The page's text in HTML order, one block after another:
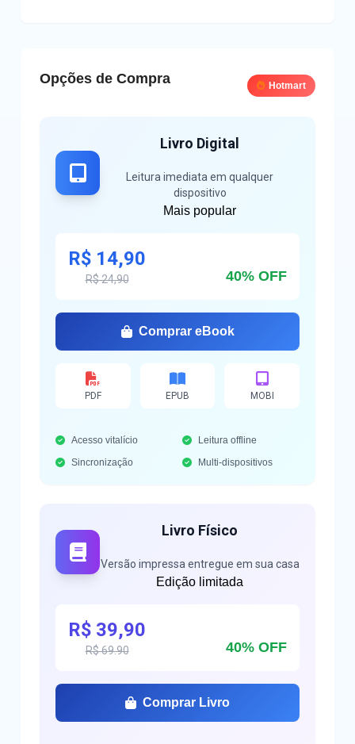
Opções de Compra Hotmart
Livro Digital
Leitura imediata em qualquer
dispositivo
Mais popular
R$ 14,90
R$ 24,90 40% OFF
Comprar eBook
PDF EPUB MOBI
Acesso vitalício
Leitura offline
Sincronização
Multi-dispositivos
Livro Físico
Versão impressa entregue em sua casa
Edição limitada
R$ 39,90
R$ 69.90 40% OFF
Comprar Livro